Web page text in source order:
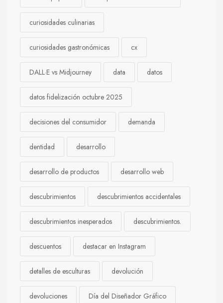
curiosidades culinarias
curiosidades gastronómicas cx
DALL·E vs Midjourney data datos
datos fidelización octubre 2025
decisiones del consumidor demanda
dentidad desarrollo
desarrollo de productos desarrollo web
descubrimientos descubrimientos accidentales
descubrimientos inesperados descubrimientos.
descuentos destacar en Instagram
detalles de esculturas devolución
devoluciones Día del Diseñador Gráfico